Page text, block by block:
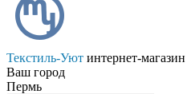
Текстиль-Уют интернет-магазин
Ваш город
Пермь